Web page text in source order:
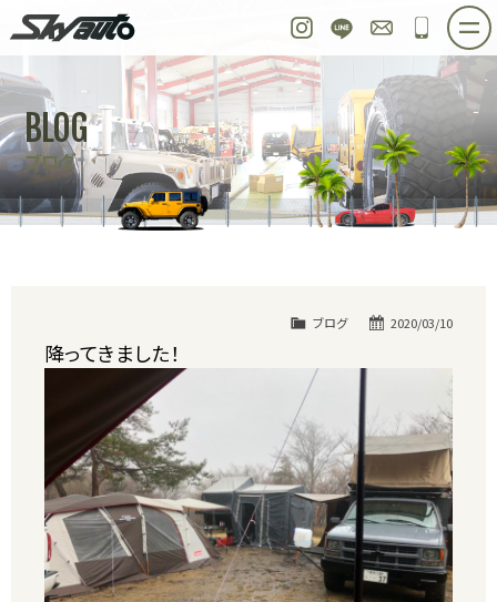
Instagram
LINE お問い合わせ
048-
ホーム 在庫車情報 ご購入プラン
整備作業実例 パーツ販売 買取＆オーダー
店舗紹介 工場紹介 会社概要
スタッフ紹介 求人情報 公式ブログ
BLOG
ブログ
2020/03/10
ブログ
降ってきました！